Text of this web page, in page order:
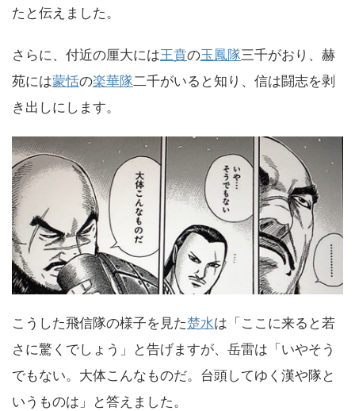
たと伝えました。
さらに、付近の厘大には王賁の玉鳳隊三千がおり、赫
苑には蒙恬の楽華隊二千がいると知り、信は闘志を剥
き出しにします。
こうした飛信隊の様子を見た楚水は「ここに来ると若
さに驚くでしょう」と告げますが、岳雷は「いやそう
でもない。大体こんなものだ。台頭してゆく漢や隊と
いうものは」と答えました。